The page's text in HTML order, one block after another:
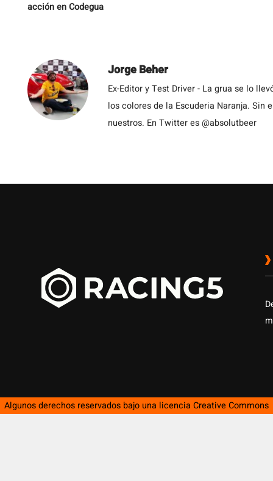
acción en Codegua
Jorge Beher
Ex-Editor y Test Driver - La grua se lo
los colores de la Escuderia Naranja. Sin
nuestros. En Twitter es @absolutbeer
Algunos derechos reservados bajo una licencia Creative Commons